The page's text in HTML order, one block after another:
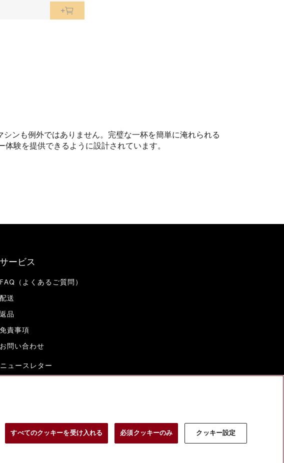
ンも例外ではありません。完璧な一杯を簡単に淹れられる
験を提供できるように設計されています。
サービス
FAQ（よくあるご質問）
配送
返品
免責事項
お問い合わせ
ニュースレター
すべてのクッキーを受け入れる 必須クッキーのみ クッキー設定